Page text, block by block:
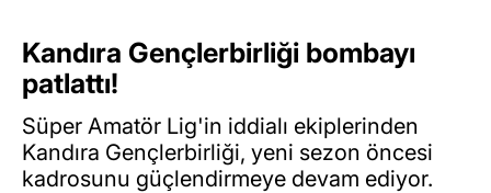
Kandıra Gençlerbirliği bombayı
patlattı!
Süper Amatör Lig'in iddialı ekiplerinden
Kandıra Gençlerbirliği, yeni sezon öncesi
kadrosunu güçlendirmeye devam ediyor.